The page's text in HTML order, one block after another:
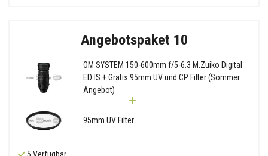
Angebotspaket 10
OM SYSTEM 150-600mm f/5-6.3 M.Zuiko Digital
ED IS + Gratis 95mm UV und CP Filter (Sommer
Angebot)
95mm UV Filter
5 Verfügbar